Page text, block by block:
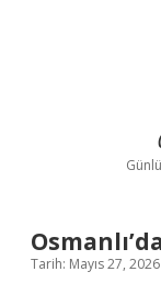
Tarih: Mayıs 27, 2026